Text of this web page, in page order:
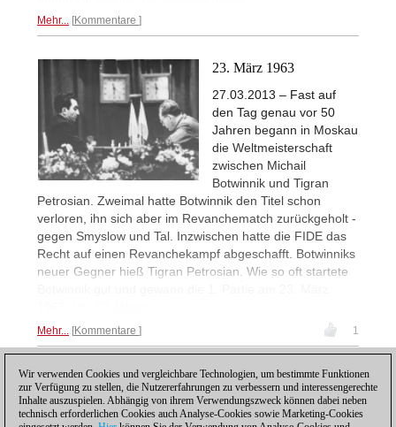
Mehr... Kommentare
23. März 1963
27.03.2013 – Fast auf
den Tag genau vor 50
Jahren begann in Moskau
die Weltmeisterschaft
zwischen Michail
Botwinnik und Tigran
Petrosian. Zweimal hatte Botwinnik den Titel schon
verloren, ihn sich aber im Revanchematch zurückgeholt -
gegen Smyslow und Tal. Inzwischen hatte die FIDE das
Recht auf einen Revanchekampf abgeschafft. Botwinniks
neuer Gegner hieß Tigran Petrosian. Wie so oft startete
Mehr... Kommentare 1
1
Wir verwenden Cookies und vergleichbare Technologien, um bestimmte Funktionen
zur Verfügung zu stellen, die Nutzererfahrungen zu verbessern und interessengerechte
Inhalte auszuspielen. Abhängig von ihrem Verwendungszweck können dabei neben
technisch erforderlichen Cookies auch Analyse-Cookies sowie Marketing-Cookies